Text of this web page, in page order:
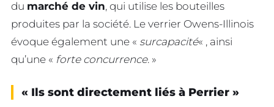
du marché de vin, qui utilise les bouteilles
produites par la société. Le verrier Owens-Illinois
évoque également une « surcapacité« , ainsi
qu’une « forte concurrence. »
« Ils sont directement liés à Perrier »